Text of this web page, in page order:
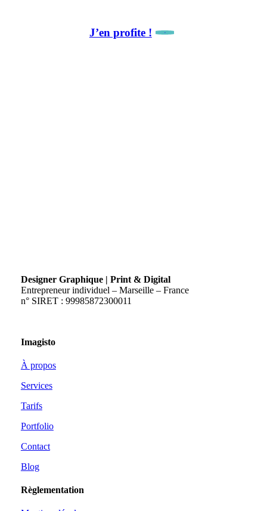
J’en profite !
Designer Graphique | Print & Digital
Entrepreneur individuel – Marseille – France
n° SIRET : 99985872300011
Imagisto
À propos
Services
Tarifs
Portfolio
Contact
Blog
Règlementation